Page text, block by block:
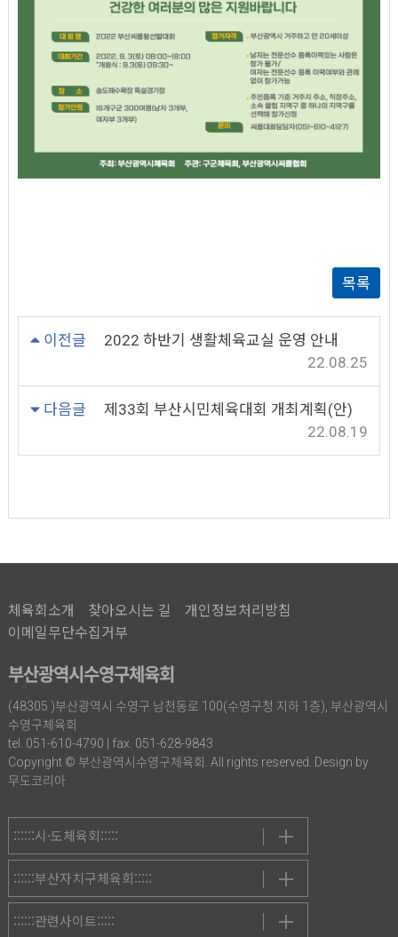
목록
이전글
2022 하반기 생활체육교실 운영 안내
22.08.25
다음글
제33회 부산시민체육대회 개최계획(안)
22.08.19
체육회소개 찾아오시는 길
개인정보처리방침
이메일무단수집거부
부산광역시수영구체육회
(48305 )부산광역시 수영구 남천동로 100(수영구청 지하 1층), 부산광역시
수영구체육회
tel. 051-610-4790 | fax. 051-628-9843
Copyright © 부산광역시수영구체육회. All rights reserved. Design by
무도코리아